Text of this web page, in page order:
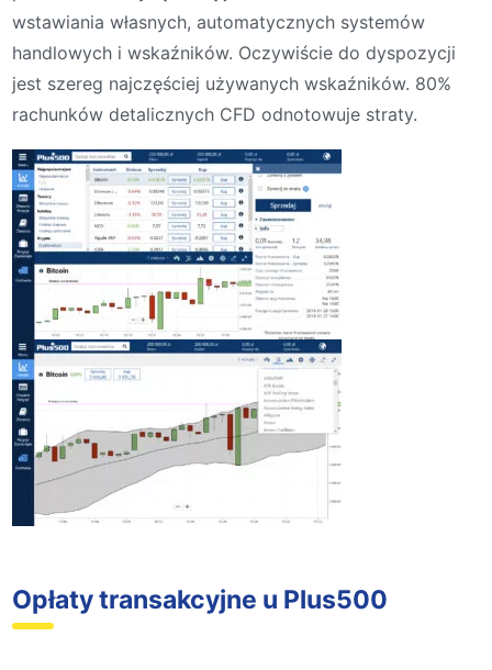
wstawiania własnych, automatycznych systemów
handlowych i wskaźników. Oczywiście do dyspozycji
jest szereg najczęściej używanych wskaźników. 80%
rachunków detalicznych CFD odnotowuje straty.
Opłaty transakcyjne u Plus500